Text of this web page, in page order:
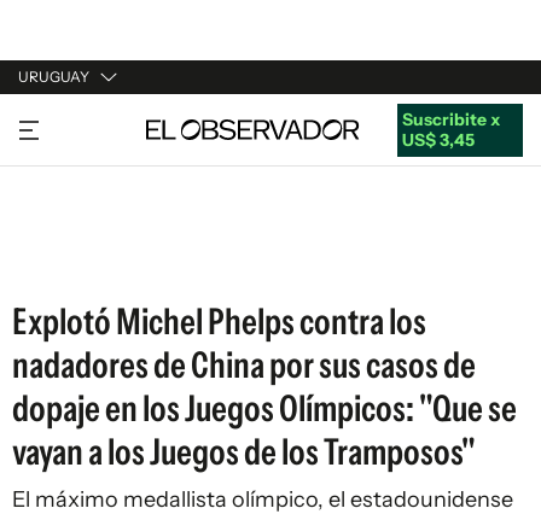
URUGUAY
URUGUAY
ARGENTINA
Suscribite x
US$ 3,45
Explotó Michel Phelps contra los
nadadores de China por sus casos de
dopaje en los Juegos Olímpicos: "Que se
vayan a los Juegos de los Tramposos"
El máximo medallista olímpico, el estadounidense